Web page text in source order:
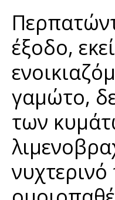
έξοδο,
γαμώτο,
των